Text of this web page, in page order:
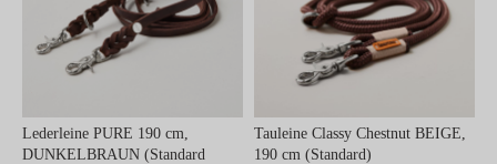
Lederleine PURE 190 cm,
DUNKELBRAUN (Standard
Tauleine Classy Chestnut BEIGE,
190 cm (Standard)